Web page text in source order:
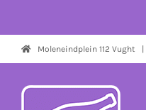
inhoud Moleneindplein 112 Vught |